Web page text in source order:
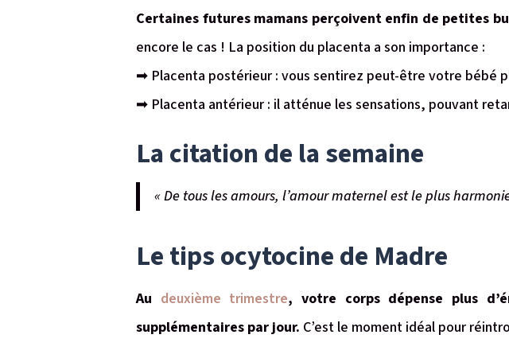
Certaines futures mamans perçoivent enfin de petites
encore le cas ! La position du placenta a son importance :
➡ Placenta postérieur : vous sentirez peut-être votre bébé
➡ Placenta antérieur : il atténue les sensations, pouvant
La citation de la semaine
« De tous les amours, l’amour maternel est le plus
Le tips ocytocine de Madre
Au deuxième trimestre, votre corps dépense plus
supplémentaires par jour. C’est le moment idéal pour